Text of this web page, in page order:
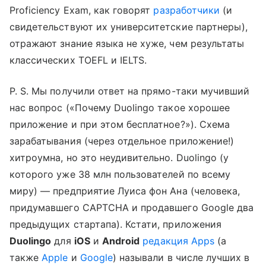
Proficiency Exam, как говорят разработчики (и
свидетельствуют их университетские партнеры),
отражают знание языка не хуже, чем результаты
классических TOEFL и IELTS.
P. S. Мы получили ответ на прямо-таки мучивший
нас вопрос («Почему Duolingo такое хорошее
приложение и при этом бесплатное?»). Схема
зарабатывания (через отдельное приложение!)
хитроумна, но это неудивительно. Duolingo (у
которого уже 38 млн пользователей по всему
миру) — предприятие Луиса фон Ана (человека,
придумавшего CAPTCHA и продавшего Google два
предыдущих стартапа). Кстати, приложения
Duolingo для iOSи Android редакция Apps(а
такжеApple и Google) называли в числе лучших в